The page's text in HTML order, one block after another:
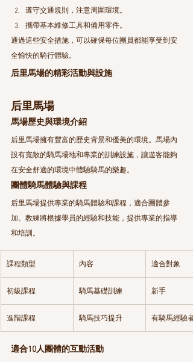
遵守交通規則，注意周圍環境。
攜帶基本維修工具和備用零件。
通過這些安全措施，可以確保每位團員都能享受到安
全愉快的騎行體驗。
后里馬場的精彩活動與設施
后里馬場
馬場歷史與環境介紹
后里馬場擁有豐富的歷史背景和優美的環境。馬場內
設有寬敞的騎馬場地和專業的訓練設施，讓遊客能夠
在安全舒適的環境中體驗騎馬的樂趣。
團體騎馬體驗與課程
后里馬場提供專業的騎馬體驗和課程，適合團體參
加。教練將根據學員的經驗和技能，提供專業的指導
和培訓。
課程類型 內容 適合對象
初級課程 騎馬基礎訓練 新手
進階課程 騎馬技巧提升 有騎馬經驗者
適合10人團體的互動活動